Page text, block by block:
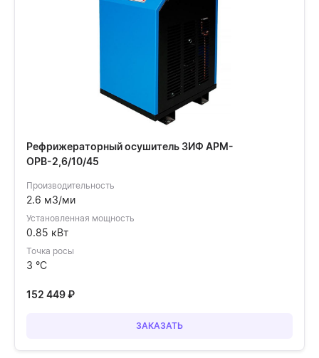
Рефрижераторный осушитель ЗИФ АРМ-
ОРВ-2,6/10/45
Производительность
2.6 м3/ми
Установленная мощность
0.85 кВт
Точка росы
3 °C
152 449₽
ЗАКАЗАТЬ